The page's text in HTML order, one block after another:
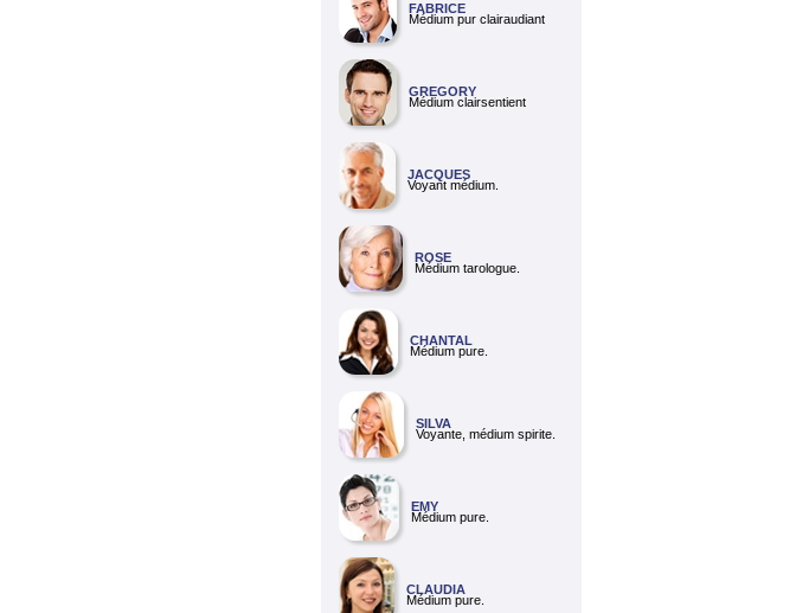
FABRICE
Médium pur clairaudiant
GREGORY
Médium clairsentient
JACQUES
Voyant médium.
ROSE
Médium tarologue.
CHANTAL
Médium pure.
SILVA
Voyante, médium spirite.
EMY
Médium pure.
CLAUDIA
Médium pure.